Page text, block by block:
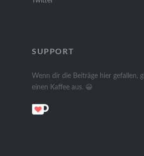
SUPPORT
Wenn dir die Beiträge hier gefallen,
einen Kaffee aus. 😀